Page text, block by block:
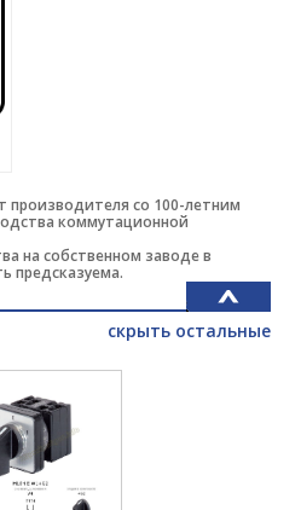
скрыть остальные
производителя со 100-летним
коммутационной
на собственном заводе в
предсказуема.